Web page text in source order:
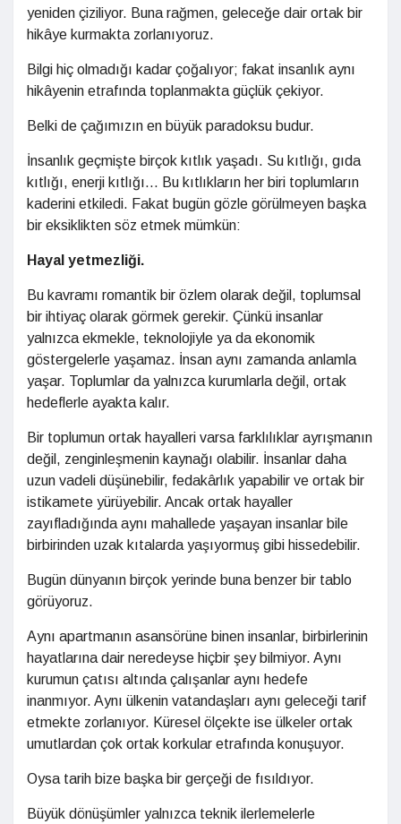
yeniden çiziliyor. Buna rağmen, geleceğe dair ortak bir
hikâye kurmakta zorlanıyoruz.
Bilgi hiç olmadığı kadar çoğalıyor; fakat insanlık aynı
hikâyenin etrafında toplanmakta güçlük çekiyor.
Belki de çağımızın en büyük paradoksu budur.
İnsanlık geçmişte birçok kıtlık yaşadı. Su kıtlığı, gıda
kıtlığı, enerji kıtlığı... Bu kıtlıkların her biri toplumların
kaderini etkiledi. Fakat bugün gözle görülmeyen başka
bir eksiklikten söz etmek mümkün:
Hayal yetmezliği.
Bu kavramı romantik bir özlem olarak değil, toplumsal
bir ihtiyaç olarak görmek gerekir. Çünkü insanlar
yalnızca ekmekle, teknolojiyle ya da ekonomik
göstergelerle yaşamaz. İnsan aynı zamanda anlamla
yaşar. Toplumlar da yalnızca kurumlarla değil, ortak
hedeflerle ayakta kalır.
Bir toplumun ortak hayalleri varsa farklılıklar ayrışmanın
değil, zenginleşmenin kaynağı olabilir. İnsanlar daha
uzun vadeli düşünebilir, fedakârlık yapabilir ve ortak bir
istikamete yürüyebilir. Ancak ortak hayaller
zayıfladığında aynı mahallede yaşayan insanlar bile
birbirinden uzak kıtalarda yaşıyormuş gibi hissedebilir.
Bugün dünyanın birçok yerinde buna benzer bir tablo
görüyoruz.
Aynı apartmanın asansörüne binen insanlar, birbirlerinin
hayatlarına dair neredeyse hiçbir şey bilmiyor. Aynı
kurumun çatısı altında çalışanlar aynı hedefe
inanmıyor. Aynı ülkenin vatandaşları aynı geleceği tarif
etmekte zorlanıyor. Küresel ölçekte ise ülkeler ortak
umutlardan çok ortak korkular etrafında konuşuyor.
Oysa tarih bize başka bir gerçeği de fısıldıyor.
Büyük dönüşümler yalnızca teknik ilerlemelerle